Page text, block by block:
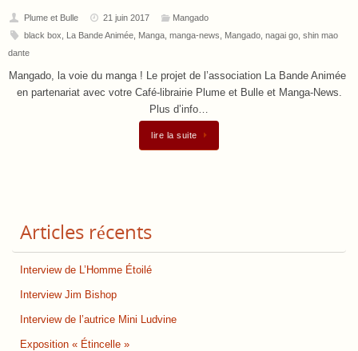
Plume et Bulle 21 juin 2017
Mangado
black box
La Bande Animée, Manga, manga-news Mangado, nagai go, shin mao
dante
Mangado, la voie du manga ! Le projet de l’association La Bande Animée
en partenariat avec votre Café-librairie Plume et Bulle et Manga-News.
Plus d’info…
lire la suite
Articles récents
Interview de L’Homme Étoilé
Interview Jim Bishop
Interview de l’autrice Mini Ludvine
Exposition « Étincelle »